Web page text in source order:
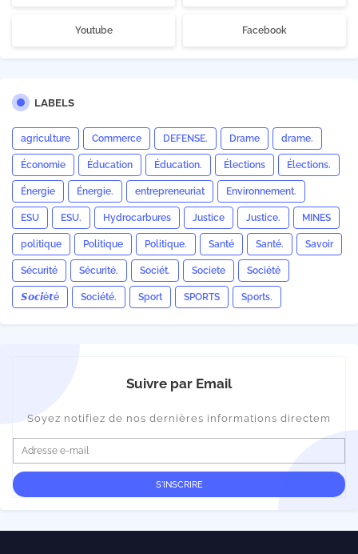
Youtube Facebook
LABELS
agriculture Commerce DEFENSE. Drame drame.
Économie Éducation Éducation. Élections Élections.
Énergie Énergie. entrepreneuriat Environnement.
ESU ESU. Hydrocarbures Justice Justice. MINES
politique Politique Politique. Santé Santé. Savoir
Sécurité Sécurité. Sociét. Societe Société
𝙎𝙤𝙘𝙞é𝙩é Société. Sport SPORTS Sports.
Suivre par Email
Soyez notifiez de nos dernières informations directem